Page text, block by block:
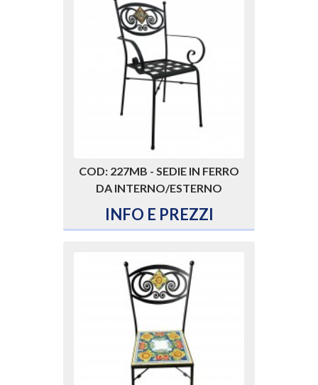
COD: 227MB - SEDIE IN FERRO
DA INTERNO/ESTERNO
INFO E PREZZI